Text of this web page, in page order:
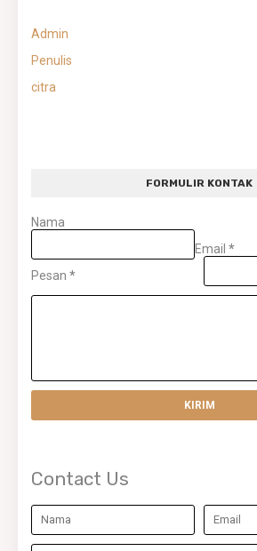
Admin
Penulis
citra
FORMULIR KONTAK
Nama
Email *
Pesan *
Contact Us